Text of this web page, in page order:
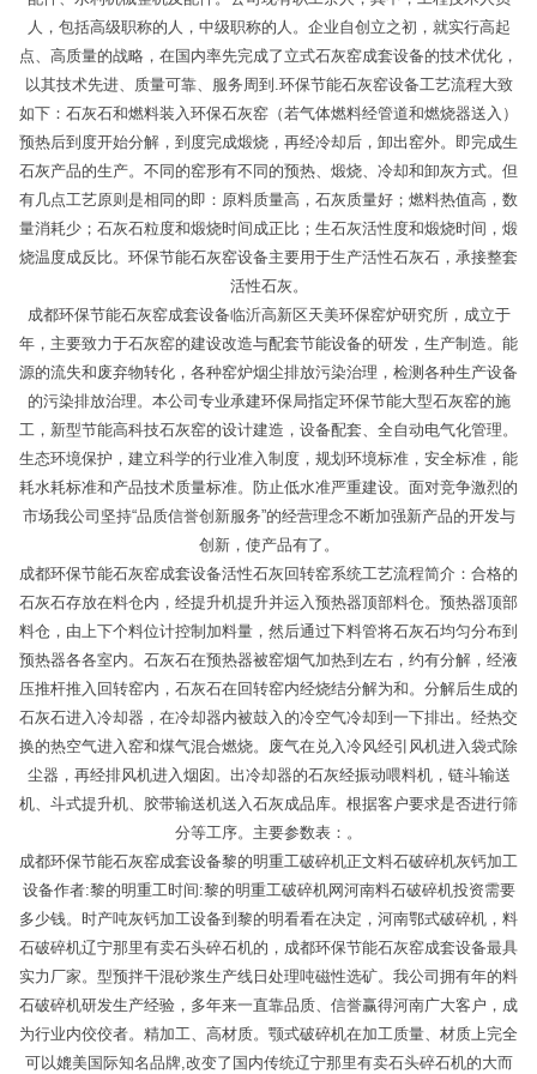
人，包括高级职称的人，中级职称的人。企业自创立之初，就实行高起
点、高质量的战略，在国内率先完成了立式石灰窑成套设备的技术优化，
以其技术先进、质量可靠、服务周到.环保节能石灰窑设备工艺流程大致
如下：石灰石和燃料装入环保石灰窑（若气体燃料经管道和燃烧器送入）
预热后到度开始分解，到度完成煅烧，再经冷却后，卸出窑外。即完成生
石灰产品的生产。不同的窑形有不同的预热、煅烧、冷却和卸灰方式。但
有几点工艺原则是相同的即：原料质量高，石灰质量好；燃料热值高，数
量消耗少；石灰石粒度和煅烧时间成正比；生石灰活性度和煅烧时间，煅
烧温度成反比。环保节能石灰窑设备主要用于生产活性石灰石，承接整套
活性石灰。
成都环保节能石灰窑成套设备临沂高新区天美环保窑炉研究所，成立于
年，主要致力于石灰窑的建设改造与配套节能设备的研发，生产制造。能
源的流失和废弃物转化，各种窑炉烟尘排放污染治理，检测各种生产设备
的污染排放治理。本公司专业承建环保局指定环保节能大型石灰窑的施
工，新型节能高科技石灰窑的设计建造，设备配套、全自动电气化管理。
生态环境保护，建立科学的行业准入制度，规划环境标准，安全标准，能
耗水耗标准和产品技术质量标准。防止低水准严重建设。面对竞争激烈的
市场我公司坚持“品质信誉创新服务”的经营理念不断加强新产品的开发与
创新，使产品有了。
成都环保节能石灰窑成套设备活性石灰回转窑系统工艺流程简介：合格的
石灰石存放在料仓内，经提升机提升并运入预热器顶部料仓。预热器顶部
料仓，由上下个料位计控制加料量，然后通过下料管将石灰石均匀分布到
预热器各各室内。石灰石在预热器被窑烟气加热到左右，约有分解，经液
压推杆推入回转窑内，石灰石在回转窑内经烧结分解为和。分解后生成的
石灰石进入冷却器，在冷却器内被鼓入的冷空气冷却到一下排出。经热交
换的热空气进入窑和煤气混合燃烧。废气在兑入冷风经引风机进入袋式除
尘器，再经排风机进入烟囱。出冷却器的石灰经振动喂料机，链斗输送
机、斗式提升机、胶带输送机送入石灰成品库。根据客户要求是否进行筛
分等工序。主要参数表：。
成都环保节能石灰窑成套设备黎的明重工破碎机正文料石破碎机灰钙加工
设备作者:黎的明重工时间:黎的明重工破碎机网河南料石破碎机投资需要
多少钱。时产吨灰钙加工设备到黎的明看看在决定，河南鄂式破碎机，料
石破碎机辽宁那里有卖石头碎石机的，成都环保节能石灰窑成套设备最具
实力厂家。型预拌干混砂浆生产线日处理吨磁性选矿。我公司拥有年的料
石破碎机研发生产经验，多年来一直靠品质、信誉赢得河南广大客户，成
为行业内佼佼者。精加工、高材质。颚式破碎机在加工质量、材质上完全
可以媲美国际知名品牌,改变了国内传统辽宁那里有卖石头碎石机的大而